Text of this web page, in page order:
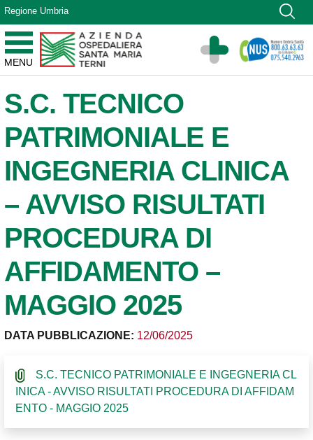
Vai ai contenuti
Vai al menu di navigazione
Vai al footer
Regione Umbria
MENU
Azienda Ospedaliera Santa Maria di Terni
Sito Istituzionale
S.C. TECNICO
PATRIMONIALE E
INGEGNERIA CLINICA
– AVVISO RISULTATI
PROCEDURA DI
AFFIDAMENTO –
MAGGIO 2025
DATA PUBBLICAZIONE: 12/06/2025
S.C. TECNICO PATRIMONIALE E INGEGNERIA CL
INICA - AVVISO RISULTATI PROCEDURA DI AFFIDAM
ENTO - MAGGIO 2025